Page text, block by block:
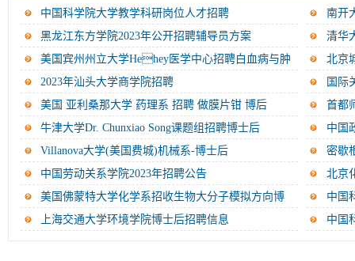
中国科学院大学教学科研岗位人才招聘
南开
黑龙江东方学院2023年公开招聘辅导员方案
清华
美国宾州州立大学Hehey医学中心招聘白血病与肿
瘤...
北京
2023年汕头大学商学院招聘
国际
美国 亚利桑那大学 药理系 招聘 做膜片钳 博后
首都
牛津大学Dr. Chunxiao Song课题组招聘博士后
中国
Villanova大学(美国费城)机械系-博士后
密歇
中国劳动关系学院2023年招聘公告
北京
中...
美国佛蒙特大学化学系招收生物大分子模拟方向博
士...
中国
上海交通大学环境学院博士后招聘信息
中国